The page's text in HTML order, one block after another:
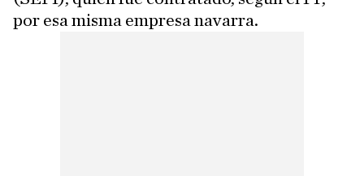
por esa misma empresa navarra.